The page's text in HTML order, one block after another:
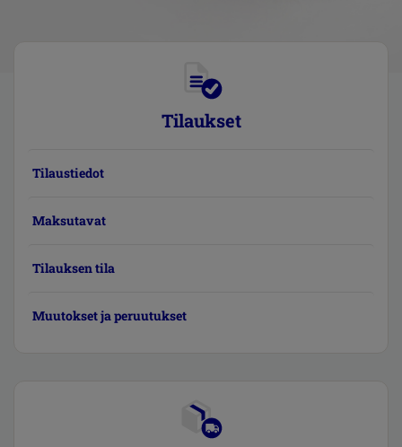
Tilaukset
Tilaustiedot
Maksutavat
Tilauksen tila
Muutokset ja peruutukset